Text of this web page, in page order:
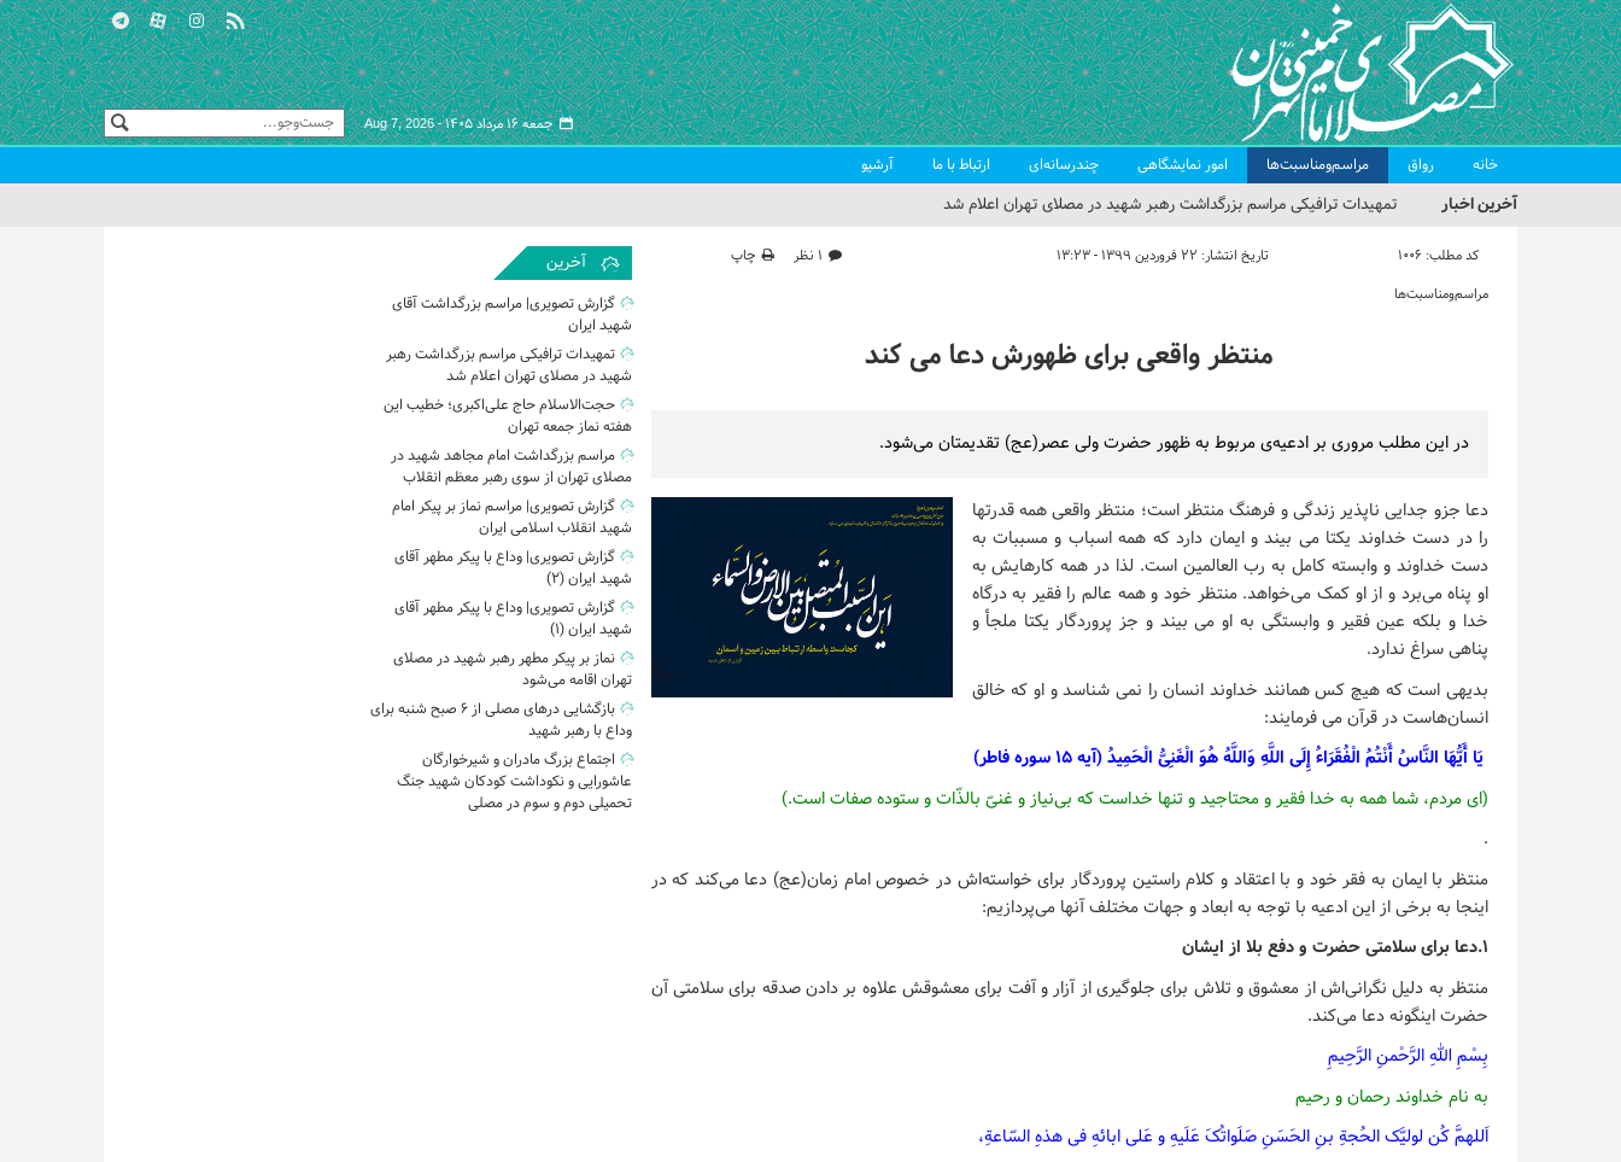
جمعه ۱۶ مرداد ۱۴۰۵ - Aug 7, 2026
خانه رواق مراسم‌ومناسبت‌ها امور نمایشگاهی چندرسانه‌ای ارتباط با ما آرشیو
آخرین اخبار
تمهیدات ترافیکی مراسم بزرگداشت رهبر شهید در مصلای تهران اعلام شد
حجت‌الاسلام حاج علی‌اکبری؛ خطیب این هفته نماز جمعه تهران
مراسم بزرگداشت امام مجاهد شهید در مصلای تهران از سوی رهبر معظم انقلاب
گزارش تصویری| مراسم نماز بر پیکر امام شهید انقلاب اسلامی ایران
گزارش تصویری| مراسم بزرگداشت آقای شهید ایران
کد مطلب: 1006 تاریخ انتشار: ۲۲ فروردین ۱۳۹۹ - ۱۳:۲۳ ۱ نظر
چاپ
مراسم‌ومناسبت‌ها
منتظر واقعی برای ظهورش دعا می کند
در این مطلب مروری بر ادعیه‌ی مربوط به ظهور حضرت ولی عصر(عج) تقدیمتان می‌شود.
دعا جزو جدایی ناپذیر زندگی و فرهنگ منتظر است؛ منتظر واقعی همه قدرتها
را در دست خداوند یکتا می بیند و ایمان دارد که همه اسباب و مسببات به
دست خداوند و وابسته کامل به رب العالمین است. لذا در همه کارهایش به
او پناه می‌برد و از او کمک می‌خواهد. منتظر خود و همه عالم را فقیر به درگاه
خدا و بلکه عین فقیر و وابستگی به او می بیند و جز پروردگار یکتا ملجأ و
پناهی سراغ ندارد.
بدیهی است که هیچ کس همانند خداوند انسان را نمی شناسد و او که خالق
انسان‌هاست در قرآن می فرمایند:
یَا أَیُّهَا النَّاسُ أَنْتُمُ الْفُقَرَاءُ إِلَی اللَّهِ وَاللَّهُ هُوَ الْغَنِیُّ الْحَمِیدُ (آیه ۱۵ سوره فاطر)
(ای مردم، شما همه به خدا فقیر و محتاجید و تنها خداست که بی‌نیاز و غنیّ بالذّات و ستوده صفات است.)
.
منتظر با ایمان به فقر خود و با اعتقاد و کلام راستین پروردگار برای خواسته‌اش در خصوص امام زمان(عج) دعا می‌کند که در
اینجا به برخی از این ادعیه با توجه به ابعاد و جهات مختلف آنها می‌پردازیم:
۱.دعا برای سلامتی حضرت و دفع بلا از ایشان
منتظر به دلیل نگرانی‌اش از معشوق و تلاش برای جلوگیری از آزار و آفت برای معشوقش علاوه بر دادن صدقه برای سلامتی آن
حضرت اینگونه دعا می‌کند.
بِسْمِ اللهِ الرَّحْمنِ الرَّحِیمِ
به نام خداوند رحمان و رحیم
اَللهمَّ کُن لولیَّک الحُجةِ بنِ الحَسَنِ صَلَواتُکَ عَلَیهِ و عَلی ابائهِ فی هذهِ السّاعةِ،
آخرین
گزارش تصویری| مراسم بزرگداشت آقای
شهید ایران
تمهیدات ترافیکی مراسم بزرگداشت رهبر
شهید در مصلای تهران اعلام شد
حجت‌الاسلام حاج علی‌اکبری؛ خطیب این
هفته نماز جمعه تهران
مراسم بزرگداشت امام مجاهد شهید در
مصلای تهران از سوی رهبر معظم انقلاب
گزارش تصویری| مراسم نماز بر پیکر امام
شهید انقلاب اسلامی ایران
گزارش تصویری| وداع با پیکر مطهر آقای
شهید ایران (2)
گزارش تصویری| وداع با پیکر مطهر آقای
شهید ایران (1)
نماز بر پیکر مطهر رهبر شهید در مصلای
تهران اقامه می‌شود
بازگشایی درهای مصلی از ۶ صبح شنبه برای
وداع با رهبر شهید
اجتماع بزرگ مادران و شیرخوارگان
عاشورایی و نکوداشت کودکان شهید جنگ
تحمیلی دوم و سوم در مصلی